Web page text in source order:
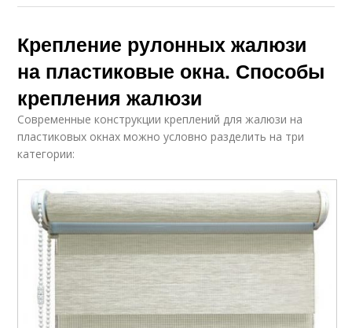
Крепление рулонных жалюзи
на пластиковые окна. Способы
крепления жалюзи
Современные конструкции креплений для жалюзи на
пластиковых окнах можно условно разделить на три
категории: